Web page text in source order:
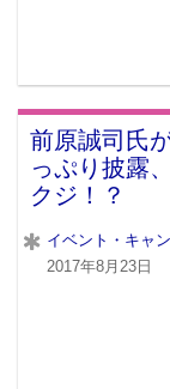
前原誠司氏
っぷり披露
クジ！？
イベント・キャ
2017年8月23日